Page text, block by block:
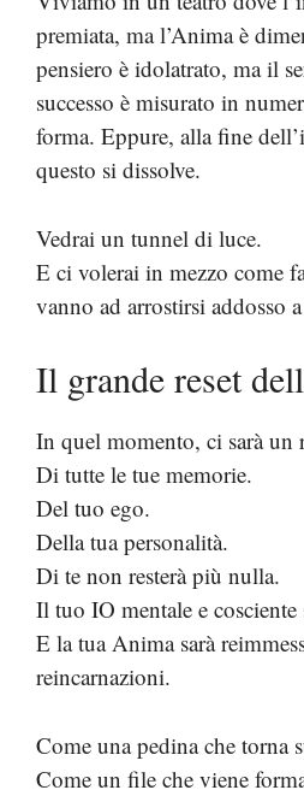
premiata, ma l’Anima è
pensiero è idolatrato, ma il
successo è misurato in
forma. Eppure, alla fine
questo si dissolve.
Vedrai un tunnel di luce.
E ci volerai in mezzo come
vanno ad arrostirsi addosso
Il grande reset
In quel momento, ci sarà un
Di tutte le tue memorie.
Del tuo ego.
Della tua personalità.
Di te non resterà più nulla.
Il tuo IO mentale e cosciente
E la tua Anima sarà
reincarnazioni.
Come una pedina che torna
Come un file che viene